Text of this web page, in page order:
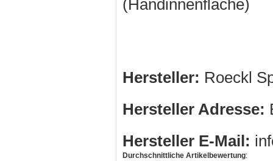
(Handinnenfläche)
Hersteller: Roeckl
Hersteller Adresse:
Hersteller E-Mail:
Durchschnittliche Artikelbewertung: